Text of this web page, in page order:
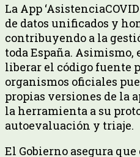
La App
de datos unificados y
contribuyendo a la
toda España. Asimismo,
liberar el código fuente
organismos oficiales
propias versiones de la
la herramienta a su
autoevaluación y triaje.
El Gobierno asegura